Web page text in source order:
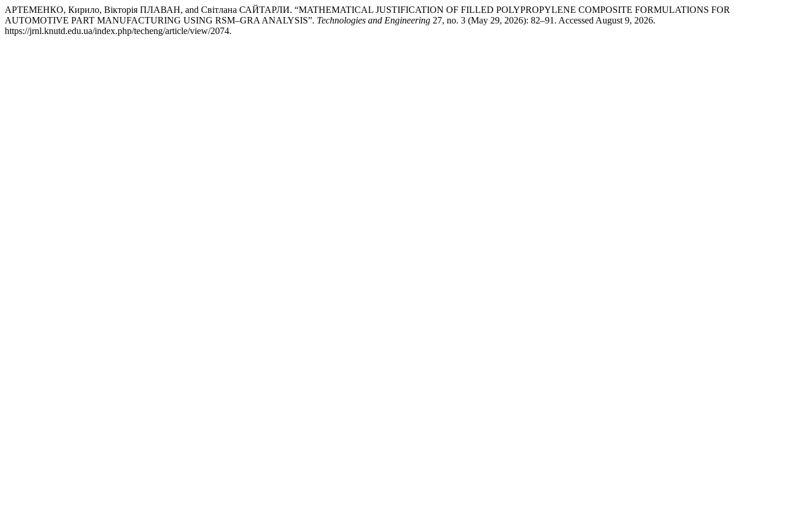
АРТЕМЕНКО, Кирило, Вікторія ПЛАВАН, and Світлана САЙТАРЛИ. “MATHEMATICAL JUSTIFICATION OF FILLED POLYPROPYLENE COMPOSITE FORMULATIONS FOR
AUTOMOTIVE PART MANUFACTURING USING RSM–GRA ANALYSIS”. Technologies and Engineering 27, no. 3 (May 29, 2026): 82–91. Accessed August 9, 2026.
https://jrnl.knutd.edu.ua/index.php/techeng/article/view/2074.